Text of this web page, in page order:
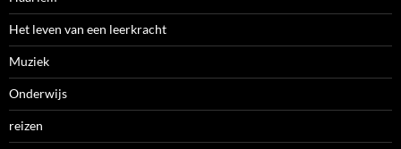
Het leven van een leerkracht
Muziek
Onderwijs
reizen